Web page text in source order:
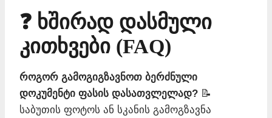
❓ ხშირად დასმული
კითხვები (FAQ)
როგორ გამოგიგზავნოთ ბერძნული
დოკუმენტი ფასის დასათვლელად? 📝
საბუთის ფოტოს ან სკანის გამოგზავნა